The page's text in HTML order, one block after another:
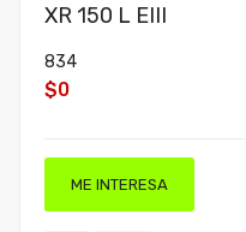
XR 150 L EIII
834
$0
ME INTERESA